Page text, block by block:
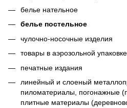
белье нательное
белье постельное
чулочно-носочные изделия
товары в аэрозольной упаковке
печатные издания
линейный и слоеный
пиломатериалы, погонажные
плитные материалы